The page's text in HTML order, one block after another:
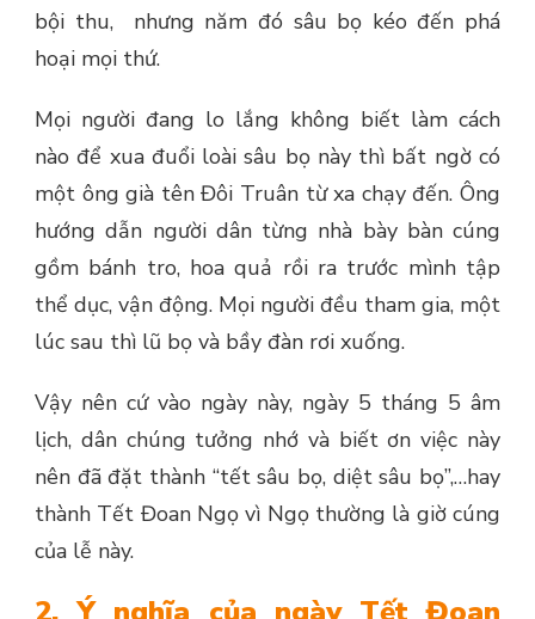
bội thu, nhưng năm đó sâu bọ kéo đến phá
hoại mọi thứ.
Mọi người đang lo lắng không biết làm cách
nào để xua đuổi loài sâu bọ này thì bất ngờ có
một ông già tên Đôi Truân từ xa chạy đến. Ông
hướng dẫn người dân từng nhà bày bàn cúng
gồm bánh tro, hoa quả rồi ra trước mình tập
thể dục, vận động. Mọi người đều tham gia, một
lúc sau thì lũ bọ và bầy đàn rơi xuống.
Vậy nên cứ vào ngày này, ngày 5 tháng 5 âm
lịch, dân chúng tưởng nhớ và biết ơn việc này
nên đã đặt thành “tết sâu bọ, diệt sâu bọ”,…hay
thành Tết Đoan Ngọ vì Ngọ thường là giờ cúng
của lễ này.